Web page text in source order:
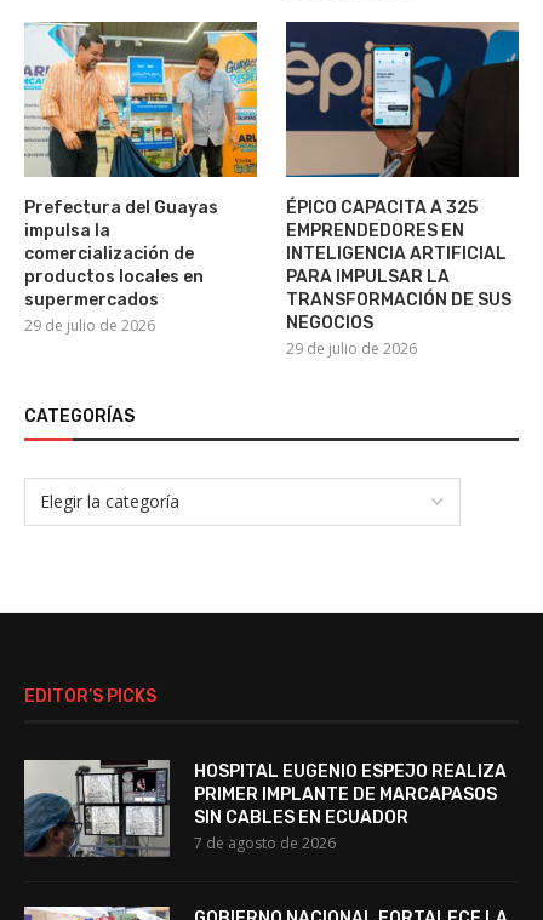
Prefectura del Guayas
impulsa la
comercialización de
productos locales en
supermercados
29 de julio de 2026
ÉPICO CAPACITA A 325
EMPRENDEDORES EN
INTELIGENCIA ARTIFICIAL
PARA IMPULSAR LA
TRANSFORMACIÓN DE SUS
NEGOCIOS
29 de julio de 2026
CATEGORÍAS
EDITOR’S PICKS
HOSPITAL EUGENIO ESPEJO REALIZA
PRIMER IMPLANTE DE MARCAPASOS
SIN CABLES EN ECUADOR
7 de agosto de 2026